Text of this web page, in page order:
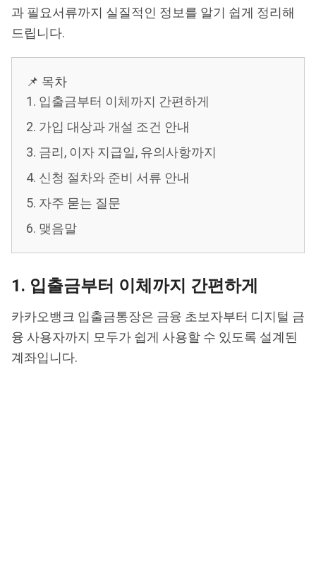
과 필요서류까지 실질적인 정보를 알기 쉽게 정리해
드립니다.
📌 목차
1. 입출금부터 이체까지 간편하게
2. 가입 대상과 개설 조건 안내
3. 금리, 이자 지급일, 유의사항까지
4. 신청 절차와 준비 서류 안내
5. 자주 묻는 질문
6. 맺음말
1. 입출금부터 이체까지 간편하게
카카오뱅크 입출금통장은 금융 초보자부터 디지털 금
융 사용자까지 모두가 쉽게 사용할 수 있도록 설계된
계좌입니다.